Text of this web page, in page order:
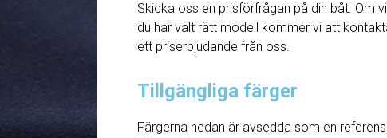
Skicka oss en prisförfrågan på din båt. Om
du har valt rätt modell kommer vi att
ett priserbjudande från oss.
Tillgängliga färger
Färgerna nedan är avsedda som en